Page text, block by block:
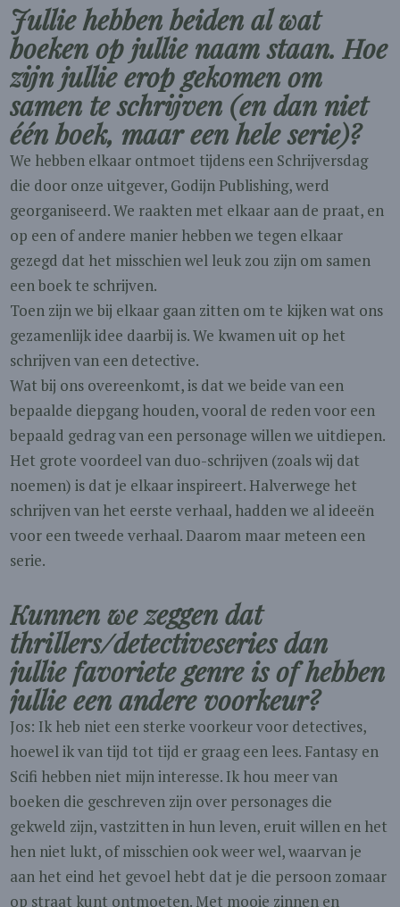
Jullie hebben beiden al wat
boeken op jullie naam staan. Hoe
zijn jullie erop gekomen om
samen te schrijven (en dan niet
één boek, maar een hele serie)?
We hebben elkaar ontmoet tijdens een Schrijversdag
die door onze uitgever, Godijn Publishing, werd
georganiseerd. We raakten met elkaar aan de praat, en
op een of andere manier hebben we tegen elkaar
gezegd dat het misschien wel leuk zou zijn om samen
een boek te schrijven.
Toen zijn we bij elkaar gaan zitten om te kijken wat ons
gezamenlijk idee daarbij is. We kwamen uit op het
schrijven van een detective.
Wat bij ons overeenkomt, is dat we beide van een
bepaalde diepgang houden, vooral de reden voor een
bepaald gedrag van een personage willen we uitdiepen.
Het grote voordeel van duo-schrijven (zoals wij dat
noemen) is dat je elkaar inspireert. Halverwege het
schrijven van het eerste verhaal, hadden we al ideeën
voor een tweede verhaal. Daarom maar meteen een
serie.
Kunnen we zeggen dat
thrillers/detectiveseries dan
jullie favoriete genre is of hebben
jullie een andere voorkeur?
Jos: Ik heb niet een sterke voorkeur voor detectives,
hoewel ik van tijd tot tijd er graag een lees. Fantasy en
Scifi hebben niet mijn interesse. Ik hou meer van
boeken die geschreven zijn over personages die
gekweld zijn, vastzitten in hun leven, eruit willen en het
hen niet lukt, of misschien ook weer wel, waarvan je
aan het eind het gevoel hebt dat je die persoon zomaar
op straat kunt ontmoeten. Met mooie zinnen en